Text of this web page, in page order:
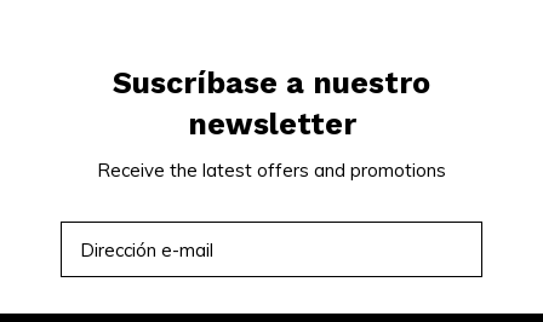
Suscríbase a nuestro
newsletter
Receive the latest offers and promotions